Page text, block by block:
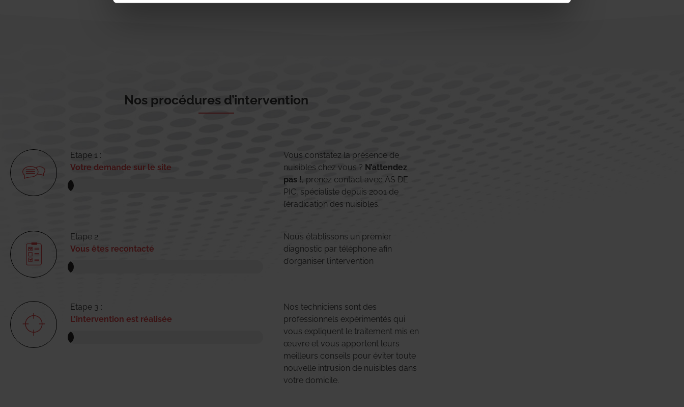
Nos procédures d’intervention
Etape 1 :
Votre demande sur le site
Vous constatez la présence de
nuisibles chez vous ? N’attendez
pas !, prenez contact avec AS DE
PIC, spécialiste depuis 2001 de
l’éradication des nuisibles.
Etape 2 :
Vous êtes recontacté
Nous établissons un premier
diagnostic par téléphone afin
d’organiser l’intervention
Etape 3 :
L'intervention est réalisée
Nos techniciens sont des
professionnels expérimentés qui
vous expliquent le traitement mis en
œuvre et vous apportent leurs
meilleurs conseils pour éviter toute
nouvelle intrusion de nuisibles dans
votre domicile.